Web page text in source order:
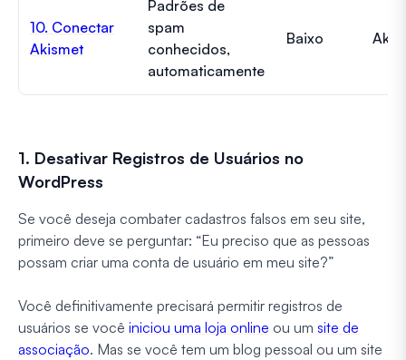
10. Conectar
Akismet
Padrões de
spam
conhecidos,
automaticamente
Baixo
1. Desativar Registros de Usuários no
WordPress
Se você deseja combater cadastros falsos em seu site,
primeiro deve se perguntar: “Eu preciso que as pessoas
possam criar uma conta de usuário em meu site?”
Você definitivamente precisará permitir registros de
usuários se você iniciou uma loja online ou um site de
associação. Mas se você tem um blog pessoal ou um site